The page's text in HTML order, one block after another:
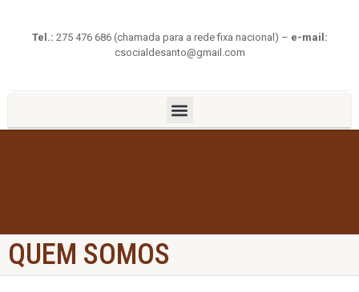
Tel.: 275 476 686 (chamada para a rede fixa nacional) – e-mail:
csocialdesanto@gmail.com
QUEM SOMOS